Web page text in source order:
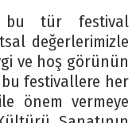
bu tür festival
değerlerimizle
ve hoş görünün
bu festivallere her
önem vermeye